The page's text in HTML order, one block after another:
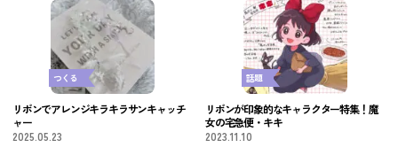
つくる
リボンでアレンジキラキラサンキャッチ
ャー
2025.05.23
話題
リボンが印象的なキャラクター特集！魔
女の宅急便・キキ
2023.11.10